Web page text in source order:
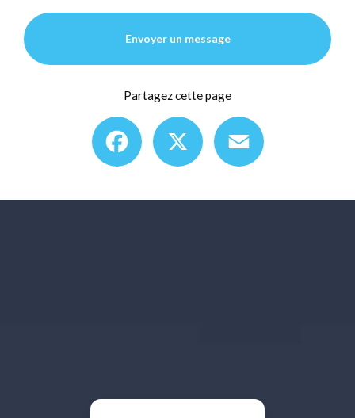
Envoyer un message
Partagez cette page
Facebook